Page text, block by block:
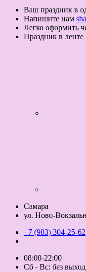
Ваш праздник в
Напишите нам
Легко оформить
Праздник в ленте
Самара
ул. Ново-
+7 (903) 304-25-62
08:00-22:00
Сб - Вс: без